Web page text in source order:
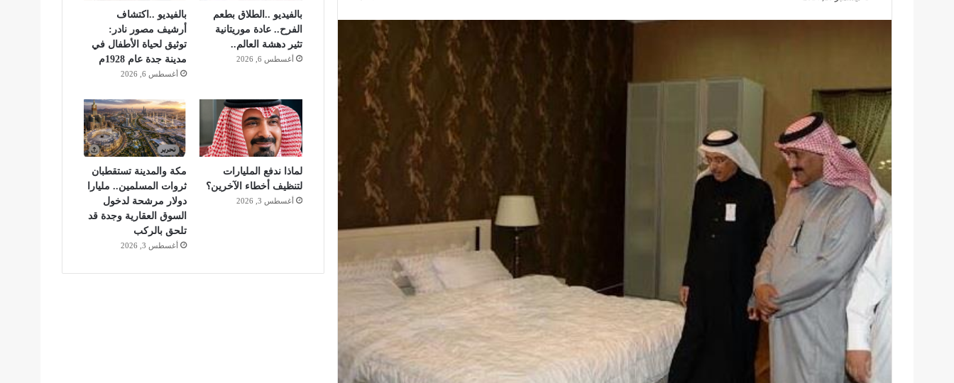
بالفيديو ..الطلاق بطعم
الفرح.. عادة موريتانية
تثير دهشة العالم..
أغسطس 6, 2026
بالفيديو ..اكتشاف
أرشيف مصور نادر:
توثيق لحياة الأطفال في
مدينة جدة عام 1928م
أغسطس 6, 2026
لماذا ندفع المليارات
لتنظيف أخطاء الآخرين؟
أغسطس 3, 2026
مكة والمدينة تستقطبان
ثروات المسلمين.. مليارا
دولار مرشحة لدخول
السوق العقارية وجدة قد
تلحق بالركب
أغسطس 3, 2026